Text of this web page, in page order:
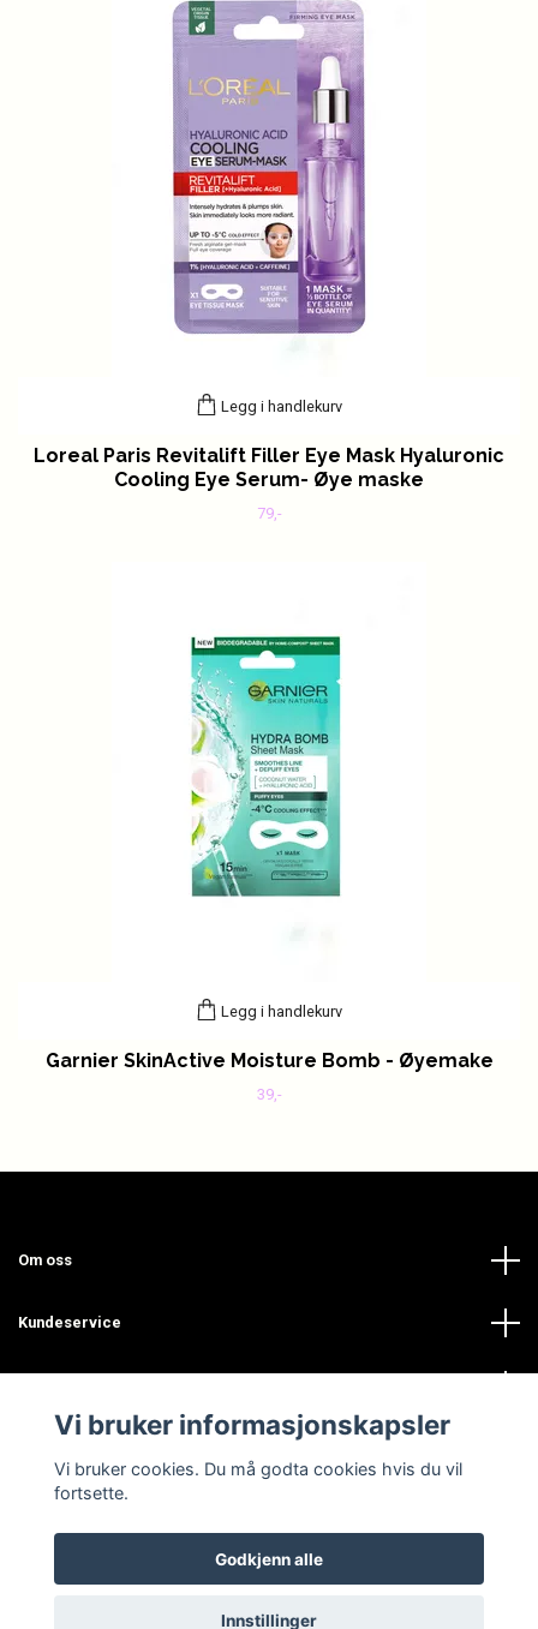
Legg i handlekurv
Loreal Paris Revitalift Filler Eye Mask Hyaluronic
Cooling Eye Serum- Øye maske
79,-
Legg i handlekurv
Garnier SkinActive Moisture Bomb - Øyemake
39,-
Om oss
Kundeservice
© 2026 INSPOGLAM
Vi bruker informasjonskapsler
Vi bruker cookies. Du må godta cookies hvis du vil
fortsette.
Godkjenn alle
Innstillinger